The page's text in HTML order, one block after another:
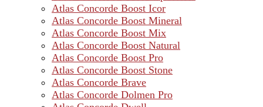
Atlas Concorde Boost Icor
Atlas Concorde Boost Mineral
Atlas Concorde Boost Mix
Atlas Concorde Boost Natural
Atlas Concorde Boost Pro
Atlas Concorde Boost Stone
Atlas Concorde Brave
Atlas Concorde Dolmen Pro